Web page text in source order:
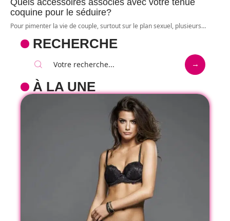
coquine pour le séduire?
Pour pimenter la vie de couple, surtout sur le plan sexuel, plusieurs…
RECHERCHE
À LA UNE